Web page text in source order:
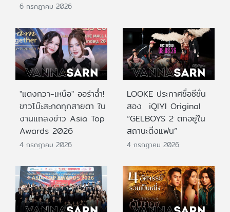
6 กรกฎาคม 2026
"แตงกวา-เหนือ" ออร่าฉ่ำ!
ขาวโบ๊ะสะกดทุกสายตา ใน
งานแถลงข่าว Asia Top
Awards 2026
4 กรกฎาคม 2026
LOOKE ประกาศชื่อซีซั่น
สอง iQIYI Original
“GELBOYS 2 ตกอยู่ใน
สถานะติ่งแฟน”
4 กรกฎาคม 2026